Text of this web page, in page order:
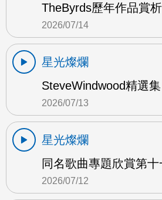
TheByrds歷年作品賞
2026/07/14
星光燦爛
SteveWindwood精選
2026/07/13
星光燦爛
同名歌曲專題欣賞第
2026/07/12